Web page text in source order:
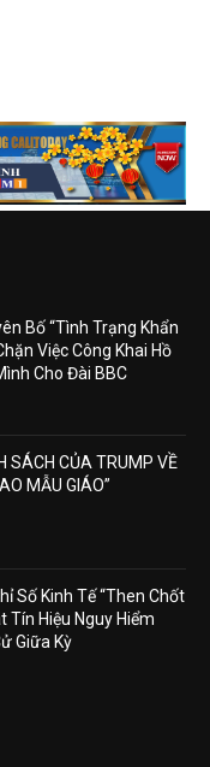
Bố “Tình Trạng Khẩn
Việc Công Khai Hồ
Cho Đài BBC
SÁCH CỦA TRUMP VỀ
MẪU GIÁO”
Số Kinh Tế “Then Chốt
Tín Hiệu Nguy Hiểm
Giữa Kỳ